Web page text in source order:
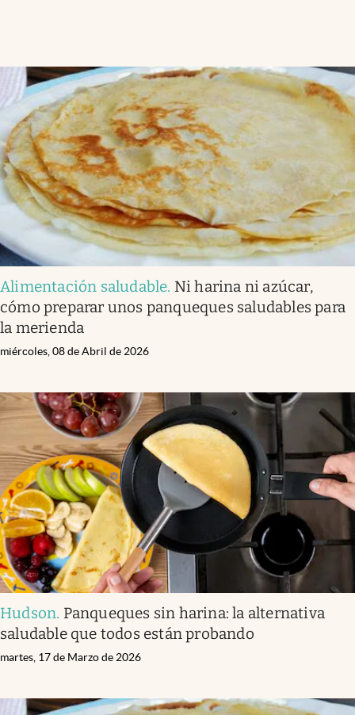
Alimentación saludable. Ni harina ni azúcar,
cómo preparar unos panqueques saludables para
la merienda
miércoles, 08 de Abril de 2026
Hudson. Panqueques sin harina: la alternativa
saludable que todos están probando
martes, 17 de Marzo de 2026